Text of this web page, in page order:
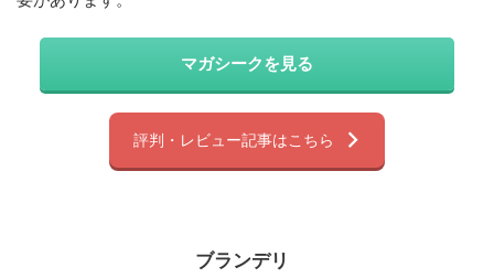
マガシークを見る
評判・レビュー記事はこちら
ブランデリ